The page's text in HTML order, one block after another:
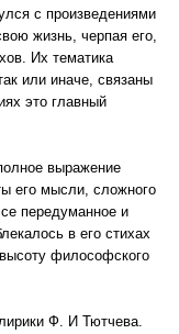
с произведениями
жизнь, черпая его,
Их тематика
или иначе, связаны
это главный
выражение
его мысли, сложного
передуманное и
в его стихах
философского
Ф. И Тютчева.